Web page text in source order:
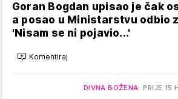
Goran Bogdan upisao je čak
a posao u Ministarstvu odbio
'Nisam se ni pojavio...'
Komentiraj
DIVNA BOŽENA PRIJE 15 H